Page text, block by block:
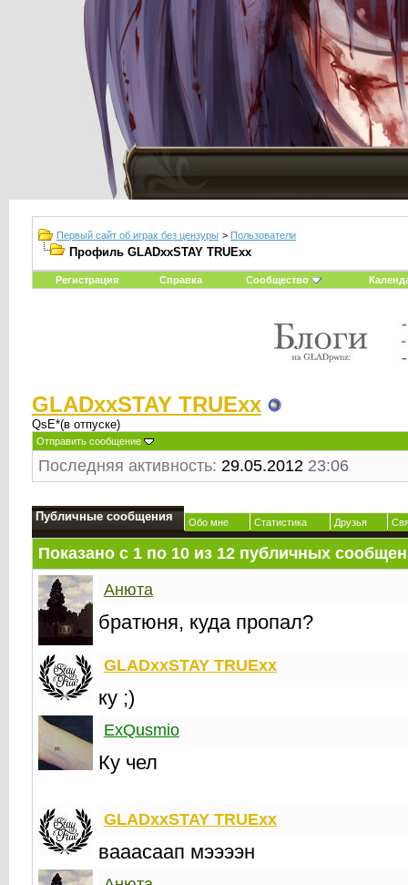
Первый сайт об играх без цензуры > Пользователи
Профиль GLADxxSTAY TRUExx
Регистрация Справка Сообщество
GLADxxSTAY TRUExx
QsE*(в отпуске)
Отправить сообщение
Последняя активность: 29.05.2012 23:06
Публичные сообщения Обо мне Статистика Друзья
Показано с 1 по 10из 12публичных
Анюта
братюня, куда пропал?
GLADxxSTAY TRUExx
ку ;)
ExQusmio
Ку чел
GLADxxSTAY TRUExx
вааасаап мээээн